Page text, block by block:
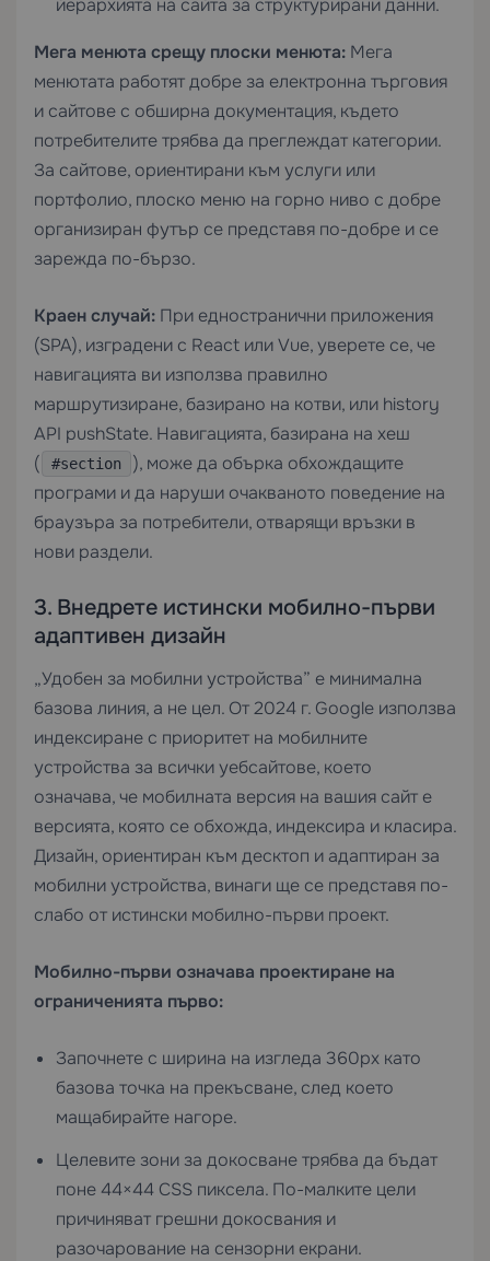
йерархията на сайта за структурирани данни.
Мега менюта срещу плоски менюта: Мега
менютата работят добре за електронна търговия
и сайтове с обширна документация, където
потребителите трябва да преглеждат категории.
За сайтове, ориентирани към услуги или
портфолио, плоско меню на горно ниво с добре
организиран футър се представя по-добре и се
зарежда по-бързо.
Краен случай: При едностранични приложения
(SPA), изградени с React или Vue, уверете се, че
навигацията ви използва правилно
маршрутизиране, базирано на котви, или history
API pushState. Навигацията, базирана на хеш
(
#section
), може да обърка обхождащите
програми и да наруши очакваното поведение на
браузъра за потребители, отварящи връзки в
нови раздели.
3. Внедрете истински мобилно-първи
адаптивен дизайн
„Удобен за мобилни устройства” е минимална
базова линия, а не цел. От 2024 г. Google използва
индексиране с приоритет на мобилните
устройства за всички уебсайтове, което
означава, че мобилната версия на вашия сайт е
версията, която се обхожда, индексира и класира.
Дизайн, ориентиран към десктоп и адаптиран за
мобилни устройства, винаги ще се представя по-
слабо от истински мобилно-първи проект.
Мобилно-първи означава проектиране на
ограниченията първо:
Започнете с ширина на изгледа 360px като
базова точка на прекъсване, след което
мащабирайте нагоре.
Целевите зони за докосване трябва да бъдат
поне 44×44 CSS пиксела. По-малките цели
причиняват грешни докосвания и
разочарование на сензорни екрани.